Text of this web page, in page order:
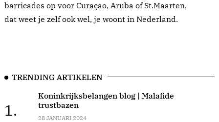
barricades op voor Curaçao, Aruba of St.Maarten,
dat weet je zelf ook wel, je woont in Nederland.
TRENDING ARTIKELEN
1.
Koninkrijksbelangen blog | Malafide
trustbazen
28 JANUARI 2024